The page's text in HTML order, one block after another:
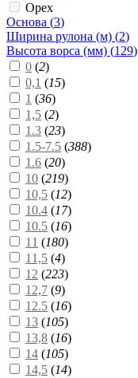
Орех
Основа (3)
Ширина рулона (м) (2)
Высота ворса (мм) (129)
0 (2)
0,1 (15)
1 (36)
1,5 (2)
1.3 (23)
1.5-7.5 (388)
1.6 (20)
10 (219)
10,5 (12)
10.4 (17)
10.5 (16)
11 (180)
11,5 (4)
12 (223)
12,7 (9)
12.5 (16)
13 (105)
13,8 (16)
14 (105)
14,5 (14)